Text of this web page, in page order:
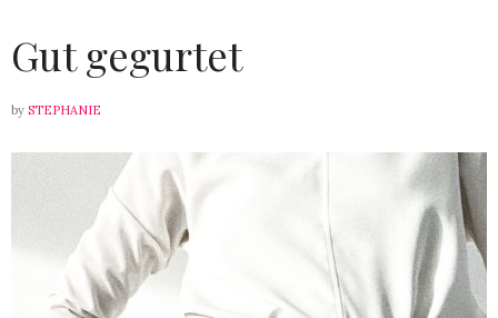
Gut gegurtet
by STEPHANIE